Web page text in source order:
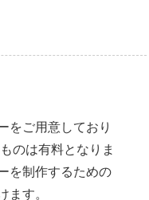
をご用意しており
のは有料となりま
を制作するための
ます。